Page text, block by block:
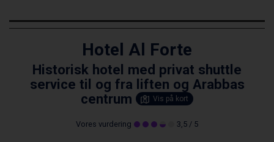
Hotel Al Forte
Historisk hotel med privat shuttle
service til og fra liften og Arabbas
centrum
Vis på kort
Vores vurdering 3,5 / 5